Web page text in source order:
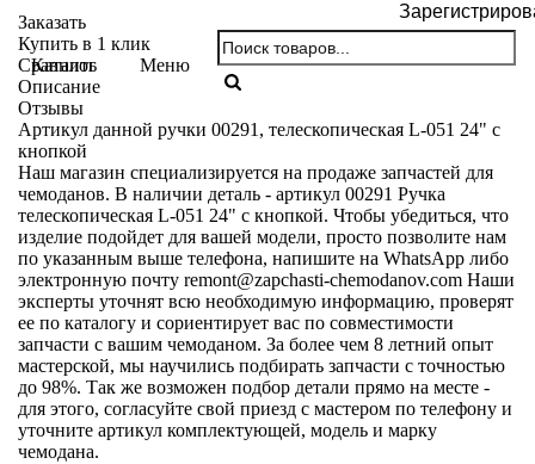
Каталог Меню
Заказать
Купить в 1 клик
Сравнить
Описание
Отзывы
Артикул данной ручки 00291, телескопическая L-051 24" с
кнопкой
Наш магазин специализируется на продаже запчастей для
чемоданов. В наличии деталь - артикул 00291 Ручка
телескопическая L-051 24" с кнопкой. Чтобы убедиться, что
изделие подойдет для вашей модели, просто позволите нам
по указанным выше телефона, напишите на WhatsApp либо
электронную почту remont@zapchasti-chemodanov.com Наши
эксперты уточнят всю необходимую информацию, проверят
ее по каталогу и сориентирует вас по совместимости
запчасти с вашим чемоданом. За более чем 8 летний опыт
мастерской, мы научились подбирать запчасти с точностью
до 98%. Так же возможен подбор детали прямо на месте -
для этого, согласуйте свой приезд с мастером по телефону и
уточните артикул комплектующей, модель и марку
чемодана.